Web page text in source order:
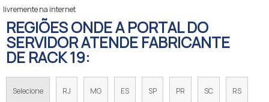
livremente na internet
REGIÕES ONDE A PORTAL DO
SERVIDOR ATENDE FABRICANTE
DE RACK 19:
Selecione RJ MG ES SP PR SC RS